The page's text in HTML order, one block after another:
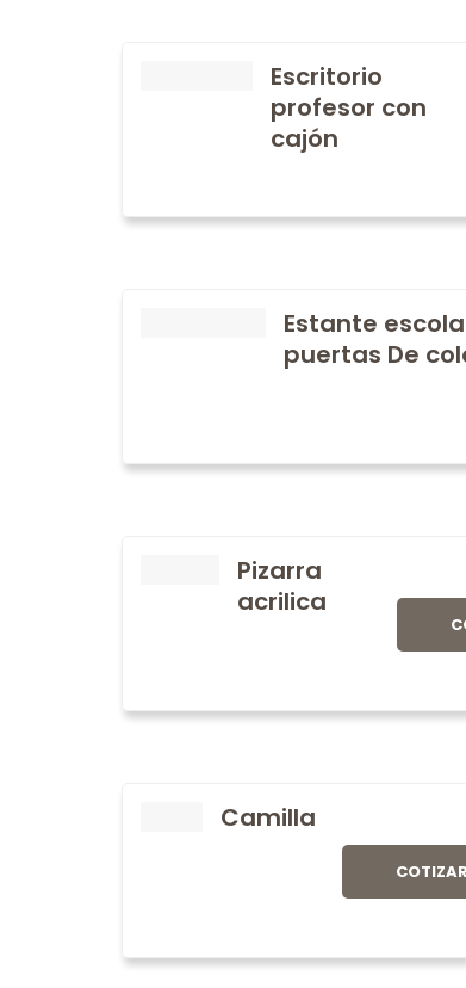
Escritorio
profesor con
cajón
Estante
puertas De
Pizarra
acrilica
Camilla
COTIZAR